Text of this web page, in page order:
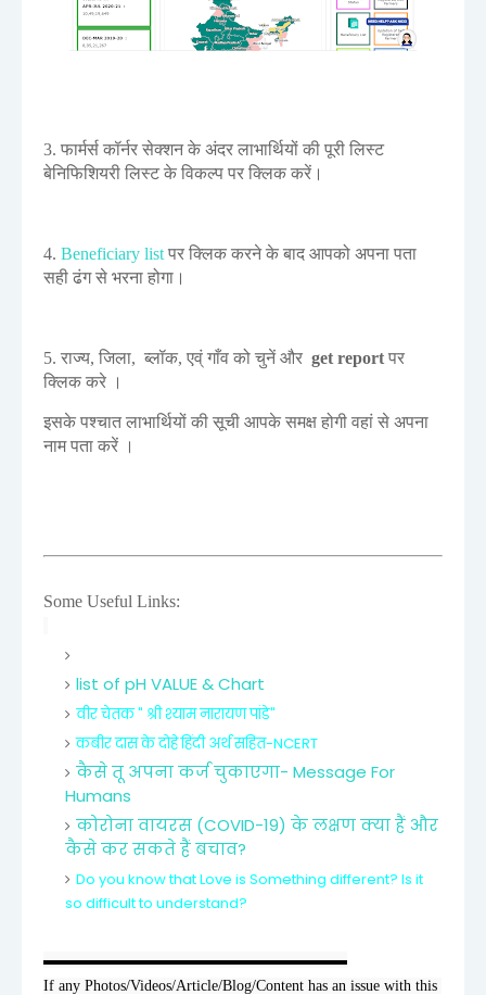
3. फार्मर्स कॉर्नर सेक्शन के अंदर लाभार्थियों की पूरी लिस्ट
बेनिफिशियरी लिस्ट के विकल्प पर क्लिक करें।
4. Beneficiary list पर क्लिक करने के बाद आपको अपना पता
सही ढंग से भरना होगा।
5. राज्य, जिला, ब्लॉक, एव्ं गाँव को चुनें और get report पर
क्लिक करे ।
इसके पश्चात लाभार्थियों की सूची आपके समक्ष होगी वहां से अपना
नाम पता करें ।
Some Useful Links:
list of pH VALUE & Chart
वीर चेतक " श्री श्याम नारायण पांडे"
कबीर दास के दोहे हिंदी अर्थ सहित-NCERT
कैसे तू अपना कर्ज चुकाएगा- Message For
Humans
कोरोना वायरस (COVID-19) के लक्षण क्या हैं और
कैसे कर सकते हैं बचाव?
Do you know that Love is Something different? Is it
so difficult to understand?
▬▬▬▬▬▬▬▬▬▬▬▬▬▬▬▬▬▬▬▬
If any Photos/Videos/Article/Blog/Content has an issue with this